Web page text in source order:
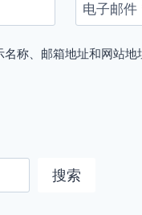
电子邮件
称、邮箱地址和网站地
搜索